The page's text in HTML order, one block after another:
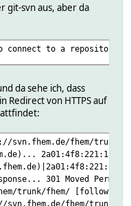
git-svn aus, aber da
connect to a repository
da sehe ich, dass
Redirect von HTTPS auf
fhem/trunk/
301 Moved
trunk/fhem/ [following]
fhem/trunk/